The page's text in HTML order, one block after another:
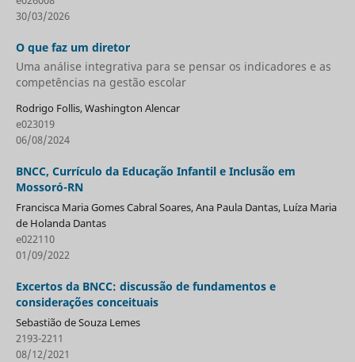
30/03/2026
O que faz um diretor
Uma análise integrativa para se pensar os indicadores e as
competências na gestão escolar
Rodrigo Follis, Washington Alencar
e023019
06/08/2024
BNCC, Currículo da Educação Infantil e Inclusão em
Mossoró-RN
Francisca Maria Gomes Cabral Soares, Ana Paula Dantas, Luíza Maria
de Holanda Dantas
e022110
01/09/2022
Excertos da BNCC: discussão de fundamentos e
considerações conceituais
Sebastião de Souza Lemes
2193-2211
08/12/2021